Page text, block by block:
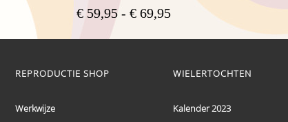
€59,95 - €69,95Prijsklasse:
tot
REPRODUCTIE SHOP
Werkwijze
WIELERTOCHTEN
Kalender 2023